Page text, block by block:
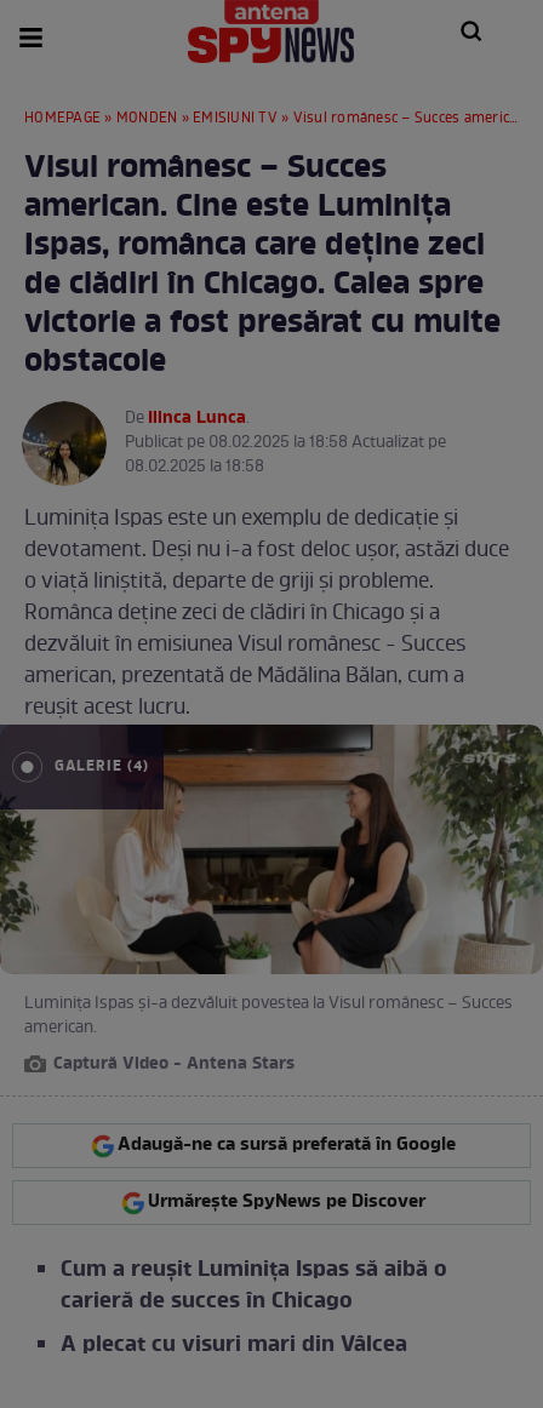
HOMEPAGE » MONDEN » EMISIUNI TV » Visul românesc – Succes american. Cine este Luminița Ispas, românca care deține zeci de clădiri în Chicago. Calea spre victorie a fost presărat cu multe obstacole
Visul românesc – Succes
american. Cine este Luminița
Ispas, românca care deține zeci
de clădiri în Chicago. Calea spre
victorie a fost presărat cu multe
obstacole
DeIlinca Lunca.
Publicat pe 08.02.2025 la 18:58 Actualizat pe
08.02.2025 la 18:58
Luminița Ispas este un exemplu de dedicație și
devotament. Deși nu i-a fost deloc ușor, astăzi duce
o viață liniștită, departe de griji și probleme.
Românca deține zeci de clădiri în Chicago și a
dezvăluit în emisiunea Visul românesc - Succes
american, prezentată de Mădălina Bălan, cum a
reușit acest lucru.
GALERIE (4)
Luminița Ispas și-a dezvăluit povestea la Visul românesc – Succes
american.
Captură Video - Antena Stars
Adaugă-ne ca sursă preferată în Google
Urmărește SpyNews pe Discover
Cum a reușit Luminița Ispas să aibă o
carieră de succes în Chicago
A plecat cu visuri mari din Vâlcea